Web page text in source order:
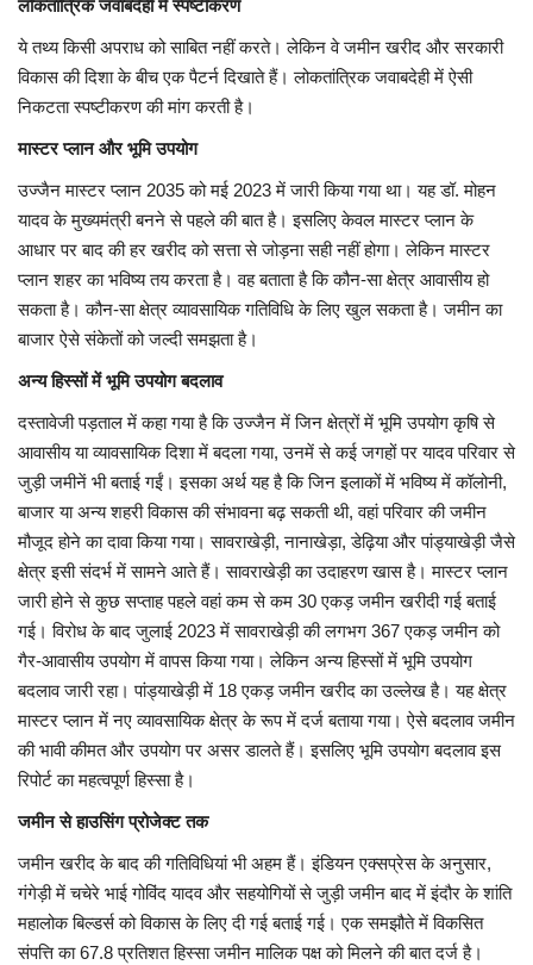
लोकतांत्रिक जवाबदेही में स्पष्टीकरण
ये तथ्य किसी अपराध को साबित नहीं करते। लेकिन वे जमीन खरीद और सरकारी
विकास की दिशा के बीच एक पैटर्न दिखाते हैं। लोकतांत्रिक जवाबदेही में ऐसी
निकटता स्पष्टीकरण की मांग करती है।
मास्टर प्लान और भूमि उपयोग
उज्जैन मास्टर प्लान 2035 को मई 2023 में जारी किया गया था। यह डॉ. मोहन
यादव के मुख्यमंत्री बनने से पहले की बात है। इसलिए केवल मास्टर प्लान के
आधार पर बाद की हर खरीद को सत्ता से जोड़ना सही नहीं होगा। लेकिन मास्टर
प्लान शहर का भविष्य तय करता है। वह बताता है कि कौन-सा क्षेत्र आवासीय हो
सकता है। कौन-सा क्षेत्र व्यावसायिक गतिविधि के लिए खुल सकता है। जमीन का
बाजार ऐसे संकेतों को जल्दी समझता है।
अन्य हिस्सों में भूमि उपयोग बदलाव
दस्तावेजी पड़ताल में कहा गया है कि उज्जैन में जिन क्षेत्रों में भूमि उपयोग कृषि से
आवासीय या व्यावसायिक दिशा में बदला गया, उनमें से कई जगहों पर यादव परिवार से
जुड़ी जमीनें भी बताई गईं। इसका अर्थ यह है कि जिन इलाकों में भविष्य में कॉलोनी,
बाजार या अन्य शहरी विकास की संभावना बढ़ सकती थी, वहां परिवार की जमीन
मौजूद होने का दावा किया गया। सावराखेड़ी, नानाखेड़ा, डेढ़िया और पांड्याखेड़ी जैसे
क्षेत्र इसी संदर्भ में सामने आते हैं। सावराखेड़ी का उदाहरण खास है। मास्टर प्लान
जारी होने से कुछ सप्ताह पहले वहां कम से कम 30 एकड़ जमीन खरीदी गई बताई
गई। विरोध के बाद जुलाई 2023 में सावराखेड़ी की लगभग 367 एकड़ जमीन को
गैर-आवासीय उपयोग में वापस किया गया। लेकिन अन्य हिस्सों में भूमि उपयोग
बदलाव जारी रहा। पांड्याखेड़ी में 18 एकड़ जमीन खरीद का उल्लेख है। यह क्षेत्र
मास्टर प्लान में नए व्यावसायिक क्षेत्र के रूप में दर्ज बताया गया। ऐसे बदलाव जमीन
की भावी कीमत और उपयोग पर असर डालते हैं। इसलिए भूमि उपयोग बदलाव इस
रिपोर्ट का महत्वपूर्ण हिस्सा है।
जमीन से हाउसिंग प्रोजेक्ट तक
जमीन खरीद के बाद की गतिविधियां भी अहम हैं। इंडियन एक्सप्रेस के अनुसार,
गंगेड़ी में चचेरे भाई गोविंद यादव और सहयोगियों से जुड़ी जमीन बाद में इंदौर के शांति
महालोक बिल्डर्स को विकास के लिए दी गई बताई गई। एक समझौते में विकसित
संपत्ति का 67.8 प्रतिशत हिस्सा जमीन मालिक पक्ष को मिलने की बात दर्ज है।